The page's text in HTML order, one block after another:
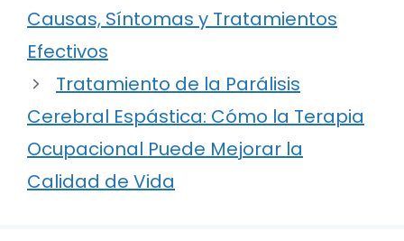
Causas, Síntomas y Tratamientos
Efectivos
Tratamiento de la Parálisis
Cerebral Espástica: Cómo la Terapia
Ocupacional Puede Mejorar la
Calidad de Vida